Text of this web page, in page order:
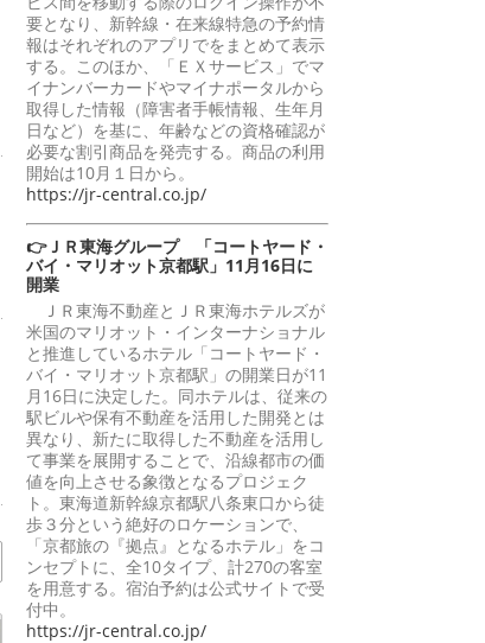
要となり、新幹線・在来線特急の予約情
報はそれぞれのアプリでをまとめて表示
する。このほか、「ＥＸサービス」でマ
イナンバーカードやマイナポータルから
取得した情報（障害者手帳情報、生年月
日など）を基に、年齢などの資格確認が
必要な割引商品を発売する。商品の利用
開始は10月１日から。
https://jr-central.co.jp/
👉ＪＲ東海グループ 「コートヤード・
バイ・マリオット京都駅」11月16日に
開業
ＪＲ東海不動産とＪＲ東海ホテルズが
米国のマリオット・インターナショナル
と推進しているホテル「コートヤード・
バイ・マリオット京都駅」の開業日が11
月16日に決定した。同ホテルは、従来の
駅ビルや保有不動産を活用した開発とは
異なり、新たに取得した不動産を活用し
て事業を展開することで、沿線都市の価
値を向上させる象徴となるプロジェク
ト。東海道新幹線京都駅八条東口から徒
歩３分という絶好のロケーションで、
「京都旅の『拠点』となるホテル」をコ
ンセプトに、全10タイプ、計270の客室
を用意する。宿泊予約は公式サイトで受
付中。
https://jr-central.co.jp/